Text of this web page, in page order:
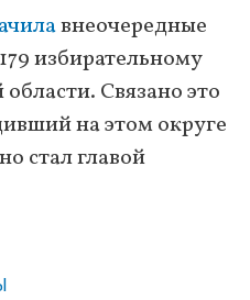
внеочередные
избирательному
Связано это
на этом округе
стал главой